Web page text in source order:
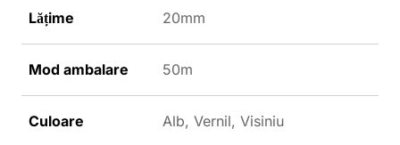
Lățime
20mm
Mod ambalare 50m
Culoare Alb, Vernil, Visiniu